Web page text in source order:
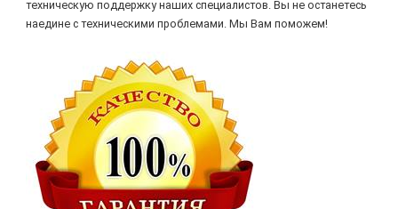
техническую поддержку наших специалистов. Вы не останетесь
наедине с техническими проблемами. Мы Вам поможем!